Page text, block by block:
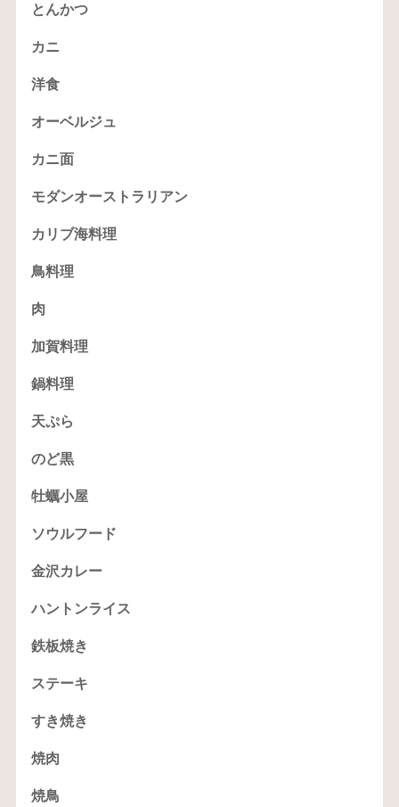
とんかつ
カニ
洋食
オーベルジュ
カニ面
モダンオーストラリアン
カリブ海料理
鳥料理
肉
加賀料理
鍋料理
天ぷら
のど黒
牡蠣小屋
ソウルフード
金沢カレー
ハントンライス
鉄板焼き
ステーキ
すき焼き
焼肉
焼鳥